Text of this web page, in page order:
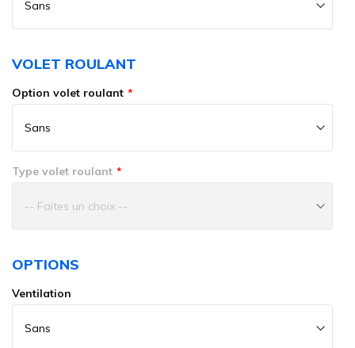
VOLET ROULANT
Option volet roulant
Type volet roulant
OPTIONS
Ventilation